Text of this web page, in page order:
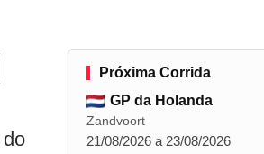
Próxima Corrida
GP da Holanda
Zandvoort
21/08/2026 a 23/08/2026